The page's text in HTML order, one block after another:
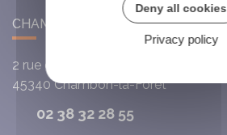
CHAMBON-LA-FÔRET
2 rue du Cardinal de la Luzerne
45340Chambon-la-Fôret
02 38 32 28 55
Deny all cookies
Privacy policy